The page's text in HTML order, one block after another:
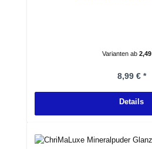
Varianten ab
8,99 € *
Details